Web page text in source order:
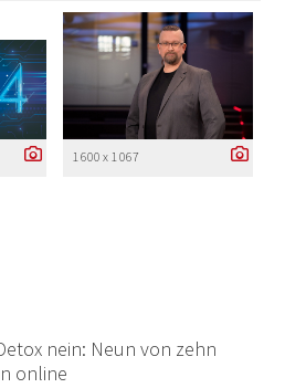
1 600 x 1 067
nein: Neun von zehn
online